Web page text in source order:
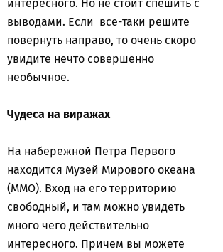
интересного. Но не стоит спешить с
выводами. Если все-таки решите
повернуть направо, то очень скоро
увидите нечто совершенно
необычное.
Чудеса на виражах
На набережной Петра Первого
находится Музей Мирового океана
(ММО). Вход на его территорию
свободный, и там можно увидеть
много чего действительно
интересного. Причем вы можете